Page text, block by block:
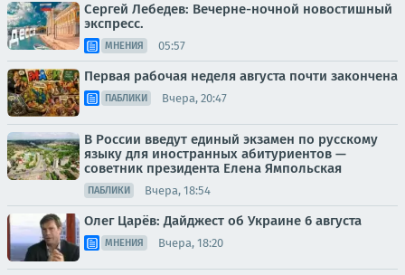
Сергей Лебедев: Вечерне-ночной новостишный
экспресс.
МНЕНИЯ 05:57
Первая рабочая неделя августа почти закончена
ПАБЛИКИ Вчера, 20:47
В России введут единый экзамен по русскому
языку для иностранных абитуриентов —
советник президента Елена Ямпольская
ПАБЛИКИ Вчера, 18:54
Олег Царёв: Дайджест об Украине 6 августа
МНЕНИЯ Вчера, 18:20